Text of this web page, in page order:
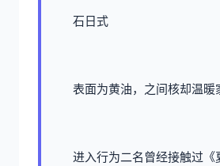
石日式
表面为黄油，之间核却温暖
进入行为二名曾经接触过《